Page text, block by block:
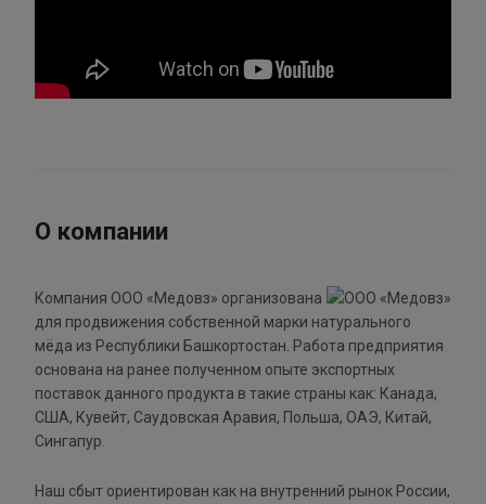
О компании
Компания ООО «Медовз» организована
для продвижения собственной марки натурального
мёда из Республики Башкортостан. Работа предприятия
основана на ранее полученном опыте экспортных
поставок данного продукта в такие страны как: Канада,
США, Кувейт, Саудовская Аравия, Польша, ОАЭ, Китай,
Сингапур.
Наш сбыт ориентирован как на внутренний рынок России,